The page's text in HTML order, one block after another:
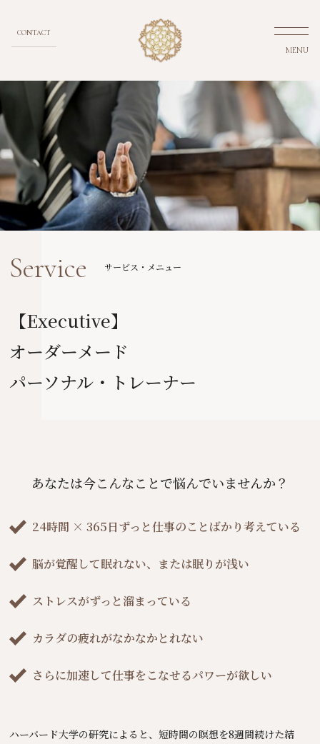
MENU
CONTACT
Service サービス・メニュー
【Executive】
オーダーメード
パーソナル・トレーナー
あなたは今こんなことで悩んでいませんか？
24時間 × 365日ずっと仕事のことばかり考えている
脳が覚醒して眠れない、または眠りが浅い
ストレスがずっと溜まっている
カラダの疲れがなかなかとれない
さらに加速して仕事をこなせるパワーが欲しい
ハーバード大学の研究によると、短時間の瞑想を8週間続けた結